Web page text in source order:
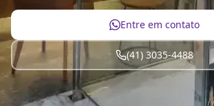
Entre em contato
(41) 3035-4488